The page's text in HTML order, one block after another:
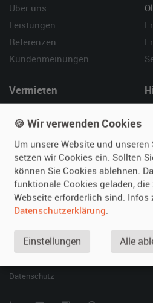
Über uns
Leistungen
Referenzen
Kundenmeinungen
Vermieten
Fotos senden
Fragen für Vermieter
Inserat verwalten
SPECIAL
Berühmte Filmautos –
Datenschutz
🍪 Wir verwenden Cookies
Um unsere Website und
setzen wir Cookies ein. Sollten
können Sie Cookies ablehnen.
funktionale Cookies geladen, die
Webseite erforderlich sind. Infos
Datenschutzerklärung.
Einstellungen Alle